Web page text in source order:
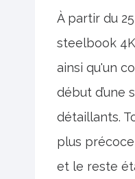
À partir du
steelbook
ainsi qu'un
début
détaillants.
plus
et le reste